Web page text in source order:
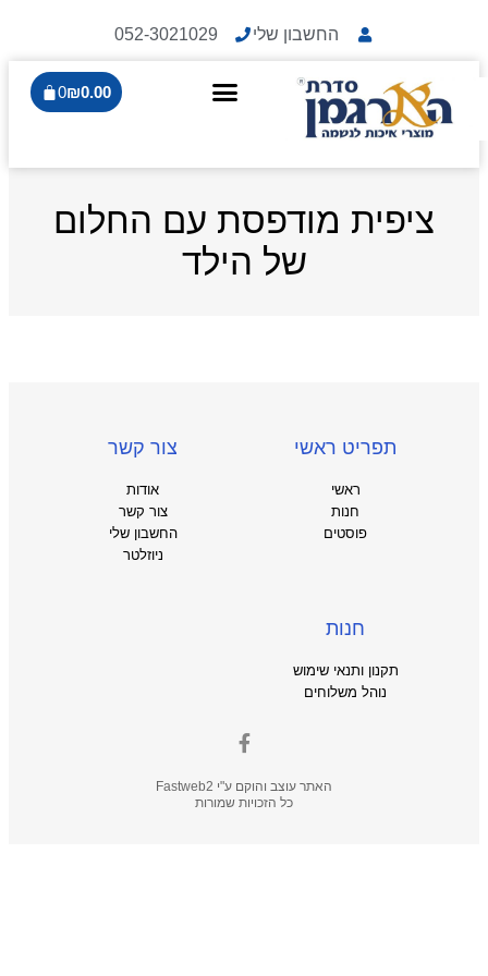
החשבון שלי 052-3021029
₪0.00
0
ציפית מודפסת עם החלום
של הילד
תפריט ראשי
ראשי
חנות
פוסטים
צור קשר
אודות
צור קשר
החשבון שלי
ניוזלטר
חנות
תקנון ותנאי שימוש
נוהל משלוחים
האתר עוצב והוקם ע"י Fastweb2
כל הזכויות שמורות